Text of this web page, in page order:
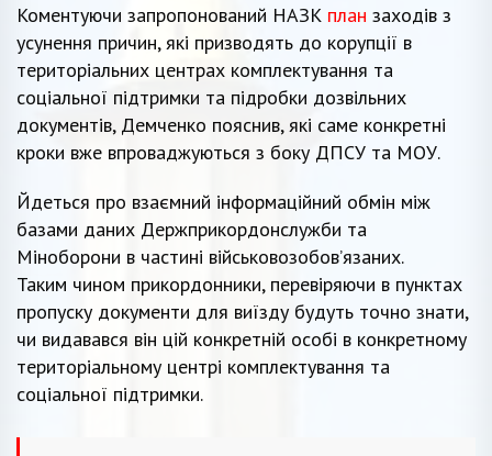
Коментуючи запропонований НАЗК план заходів з
усунення причин, які призводять до корупції в
територіальних центрах комплектування та
соціальної підтримки та підробки дозвільних
документів, Демченко пояснив, які саме конкретні
кроки вже впроваджуються з боку ДПСУ та МОУ.
Йдеться про взаємний інформаційний обмін між
базами даних Держприкордонслужби та
Міноборони в частині військовозобов’язаних.
Таким чином прикордонники, перевіряючи в пунктах
пропуску документи для виїзду будуть точно знати,
чи видавався він цій конкретній особі в конкретному
територіальному центрі комплектування та
соціальної підтримки.